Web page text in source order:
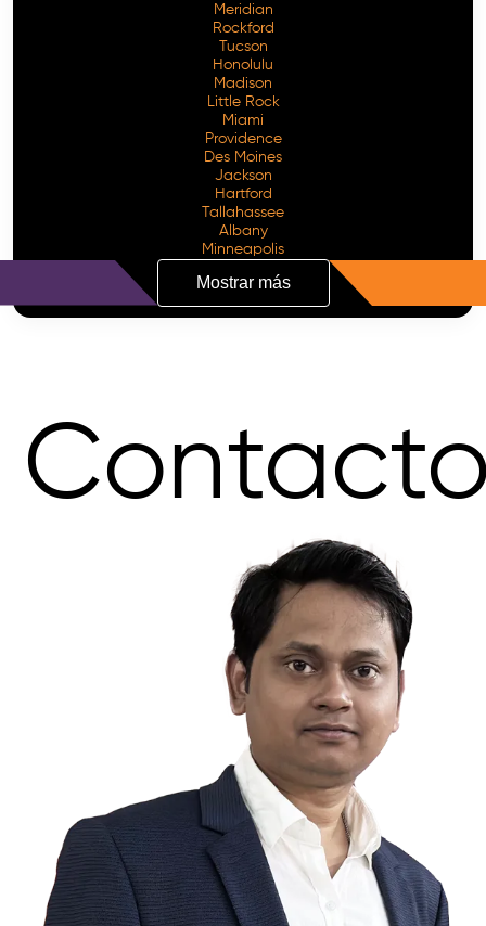
Meridian
Rockford
Tucson
Honolulu
Madison
Little Rock
Miami
Providence
Des Moines
Jackson
Hartford
Tallahassee
Albany
Minneapolis
Mostrar más